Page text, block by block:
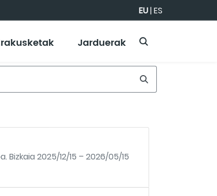
EU|ES
Jarduerak
2025/12/15 – 2026/05/15